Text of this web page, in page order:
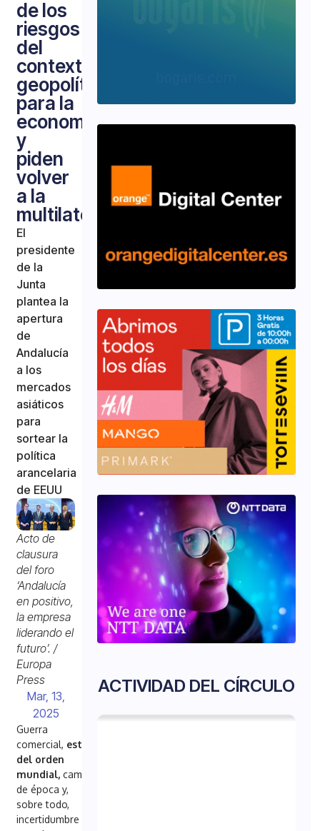
de los
riesgos
del
contexto
geopolítico
para la
economía
y
piden
volver
a la
multilateralidad
El
presidente
de la
Junta
plantea la
apertura
de
Andalucía
a los
mercados
asiáticos
para
sortear la
política
arancelaria
de EEUU
Acto de
clausura
del foro
‘Andalucía
en positivo,
la empresa
liderando el
futuro’. /
Europa
Press
Mar, 13,
2025
Guerra
comercial, estallido
del orden
mundial, cambio
de época y,
sobre todo,
incertidumbre
ACTIVIDAD DEL CÍRCULO